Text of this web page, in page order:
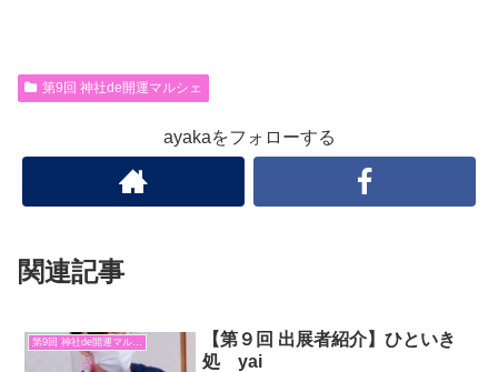
第9回 神社de開運マルシェ
ayakaをフォローする
関連記事
第9回 神社de開運マルシェ
【第９回 出展者紹介】ひといき
処 yai